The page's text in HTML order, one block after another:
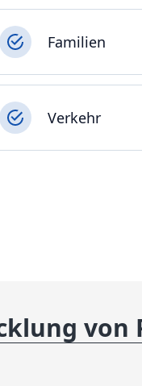
Familien
Verkehr
von